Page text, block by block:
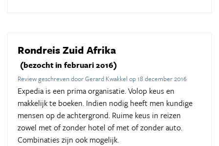
Rondreis Zuid Afrika
(bezocht in februari 2016)
Review geschreven door Gerard Kwakkel op 18 december 2016
Expedia is een prima organisatie. Volop keus en
makkelijk te boeken. Indien nodig heeft men kundige
mensen op de achtergrond. Ruime keus in reizen
zowel met of zonder hotel of met of zonder auto.
Combinaties zijn ook mogelijk.